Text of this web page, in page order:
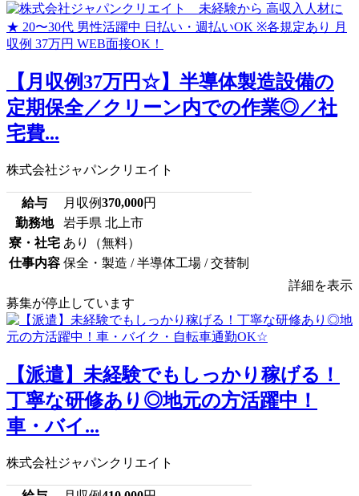
【月収例37万円☆】半導体製造設備の
定期保全／クリーン内での作業◎／社
宅費...
株式会社ジャパンクリエイト
給与 月収例370,000円
勤務地
岩手県 北上市
寮・社宅 あり（無料）
仕事内容 保全・製造 / 半導体工場 / 交替制
詳細を表示
募集が停止しています
【派遣】未経験でもしっかり稼げる！
丁寧な研修あり◎地元の方活躍中！
車・バイ...
株式会社ジャパンクリエイト